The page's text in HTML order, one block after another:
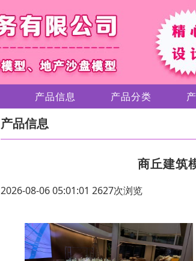
产品信息 产品分类
产品信息
商丘建筑
2026-08-06 05:01:01 2627次浏览